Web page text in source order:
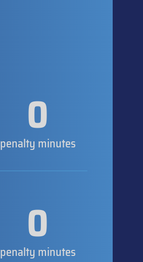
0
penalty minutes
0
penalty minutes